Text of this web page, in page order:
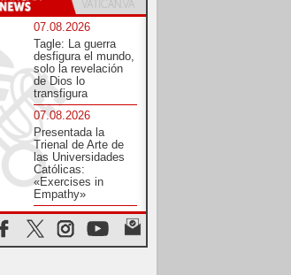
07.08.2026
Tagle: La guerra
desfigura el mundo,
solo la revelación
de Dios lo
transfigura
07.08.2026
Presentada la
Trienal de Arte de
las Universidades
Católicas:
«Exercises in
Empathy»
07.08.2026
Fortunatus
Nwachukwu: la